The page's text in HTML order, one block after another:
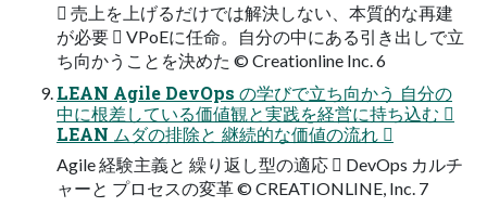
 売上を上げるだけでは解決しない、本質的な再建
が必要  VPoEに任命。⾃分の中にある引き出しで⽴
ち向かうことを決めた © Creationline Inc. 6
LEAN Agile DevOps の学びで⽴ち向かう ⾃分の
中に根差している価値観と実践を経営に持ち込む 
LEAN ムダの排除と 継続的な価値の流れ 
Agile 経験主義と 繰り返し型の適応  DevOps カルチ
ャーと プロセスの変⾰ © CREATIONLINE, Inc. 7